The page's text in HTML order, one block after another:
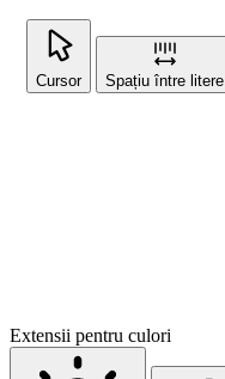
Cursor Spațiu între litere
Extensii pentru culori